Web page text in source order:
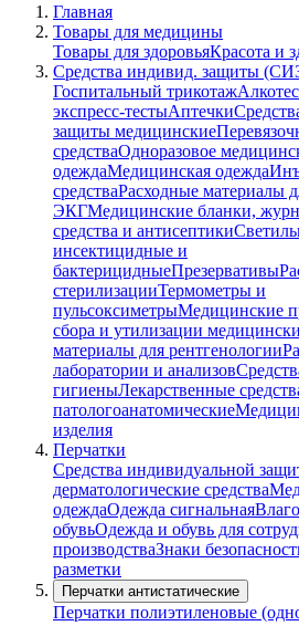
Главная
Товары для медицины
Товары для здоровьяКрасота и
Средства индивид. защиты
Госпитальный трикотаж
экспресс-тестыАптечки
защиты медицинские
средстваОдноразовое
одеждаМедицинская одежда
средстваРасходные материалы
ЭКГМедицинские бланки,
средства и антисептики
инсектицидные и
бактерицидныеПрезервативы
стерилизацииТермометры и
пульсоксиметрыМедицинские
сбора и утилизации
материалы для рентгенологии
лаборатории и анализов
гигиеныЛекарственные
патологоанатомические
изделия
Перчатки
Средства индивидуальной
дерматологические средства
одеждаОдежда сигнальная
обувьОдежда и обувь для
производстваЗнаки
разметки
Перчатки антистатические
Перчатки полиэтиленовые